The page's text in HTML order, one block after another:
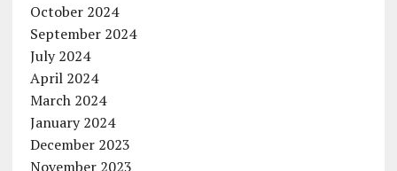
October 2024
September 2024
July 2024
April 2024
March 2024
January 2024
December 2023
November 2023